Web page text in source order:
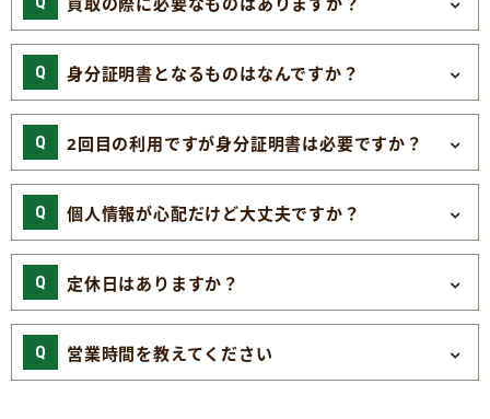
身分証明書となるものはなんですか？
2回目の利用ですが身分証明書は必要ですか？
個人情報が心配だけど大丈夫ですか？
定休日はありますか？
営業時間を教えてください